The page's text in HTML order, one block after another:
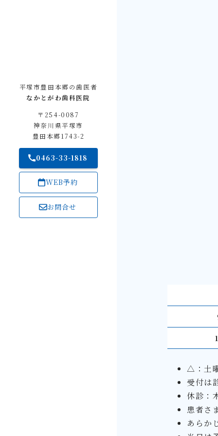
平塚市豊田本郷の歯医者
なかとがわ歯科医院
〒254-0087
神奈川県平塚市
豊田本郷1743-2
0463-33-1818
WEB予約
お問合せ
△：土
受付は
休診：
患者さ
あらか